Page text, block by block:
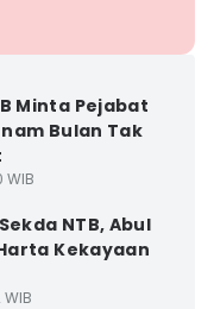
Minta Pejabat
Bulan Tak
WIB
NTB, Abul
Kekayaan
WIB